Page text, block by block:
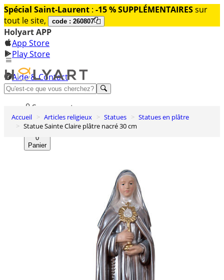
Spécial Saint-Laurent : -15 % SUPPLÉMENTAIRESsur
tout le site,
code : 260807
Holyart APP
App Store
Play Store
Aide & Contact
Découvrez Premium
Se connecter
Liste des envies
0
Panier
Accueil Articles religieux Statues
Statues en plâtre
Statue Sainte Claire plâtre nacré 30 cm